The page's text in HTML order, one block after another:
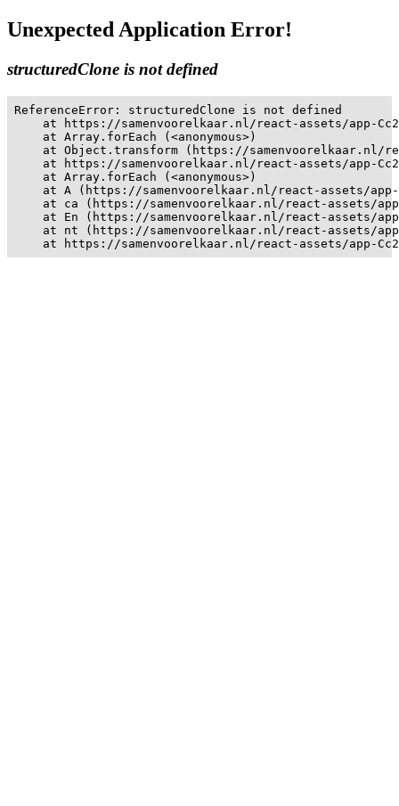
Unexpected Application Error!
structuredClone is not defined
ReferenceError: structuredClone is not defined
at https://samenvoorelkaar.nl/react-assets/app-
    at Array.forEach (<anonymous>)
at Object.transform (https://samenvoorelkaar.nl/
at https://samenvoorelkaar.nl/react-assets/app-
    at Array.forEach (<anonymous>)
at A (https://samenvoorelkaar.nl/react-assets/
at ca (https://samenvoorelkaar.nl/react-assets/
at En (https://samenvoorelkaar.nl/react-assets/
at nt (https://samenvoorelkaar.nl/react-assets/
at https://samenvoorelkaar.nl/react-assets/app-